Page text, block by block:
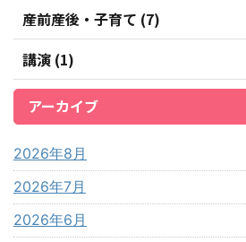
産前産後・子育て (7)
講演 (1)
アーカイブ
2026年8月
2026年7月
2026年6月